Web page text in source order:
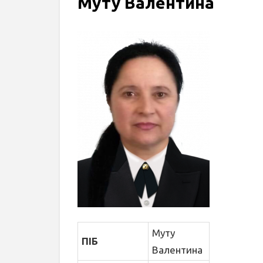
ПІБ
Муту
Валентина